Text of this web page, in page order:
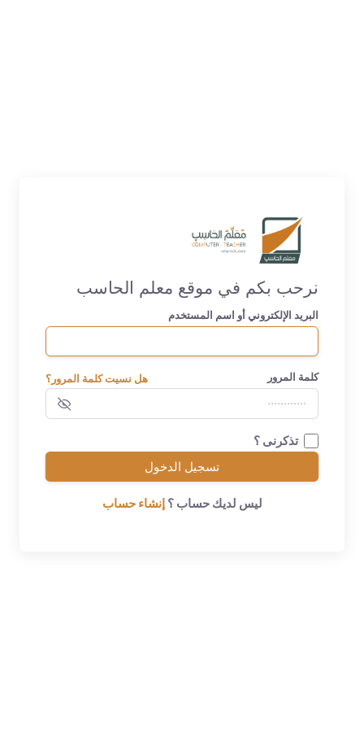
نرحب بكم في موقع معلم الحاسب
البريد الإلكتروني أو اسم المستخدم
كلمة المرور هل نسيت كلمة المرور؟
تذكرنى ؟
تسجيل الدخول
ليس لديك حساب ؟ إنشاء حساب